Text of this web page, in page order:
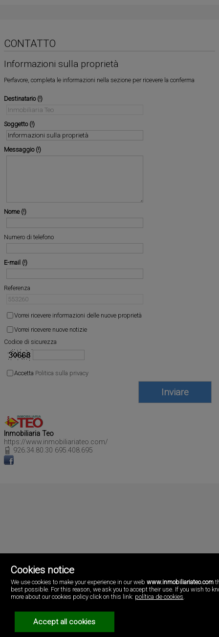
CONTATTO
Informazioni sulla proprietà
Perfavore, completa le informazioni nella sezione per ricevere la conferma
Destinatario
Soggetto
Messaggio
Nome
Numero di telefono
E-mail
Referenza
Vorrei ricevere informazioni delle nuove proprietà
Vorrei ricevere nuove notizie
Codice di sicurezza
Accetta Politica sulla privacy
Inmobiliaria Teo
https://www.inmobiliariateo.com/
926.34.80.30 695.408.695
Inmobiliaria Teo
Avda. Primero de Julio, 89.
Spagna
926.34.80.30
695.408.695
Cookies notice
We use cookies to make your experience in our webwww.inmobiliariateo.com
best possible. For this reason, we ask you to accept their use. If you wish to
more about our cookies policy click on this link: política de cookies
Accept all cookies